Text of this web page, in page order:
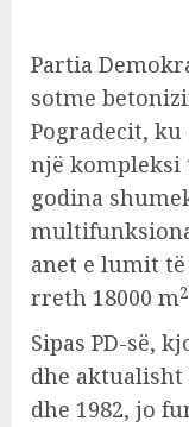
Partia
sotme
Pogradecit,
një
godina
anet e lumit
rreth 18000 m2
Sipas PD-së,
dhe aktualisht
dhe 1982, jo